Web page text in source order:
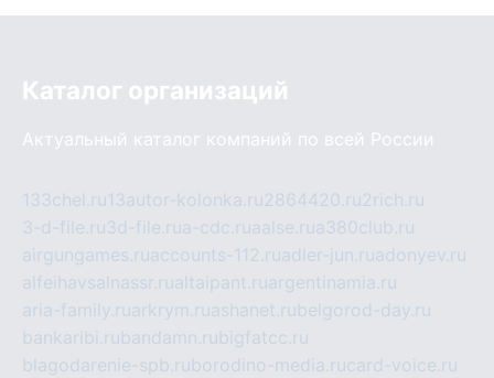
Каталог организаций
Актуальный каталог компаний по всей России
133chel.ru13autor-kolonka.ru2864420.ru2rich.ru
3-d-file.ru3d-file.rua-cdc.ruaalse.rua380club.ru
airgungames.ruaccounts-112.ruadler-jun.ruadonyev.ru
alfeihavsalnassr.rualtaipant.ruargentinamia.ru
aria-family.ruarkrym.ruashanet.rubelgorod-day.ru
bankaribi.rubandamn.rubigfatcc.ru
blagodarenie-spb.ruborodino-media.rucard-voice.ru